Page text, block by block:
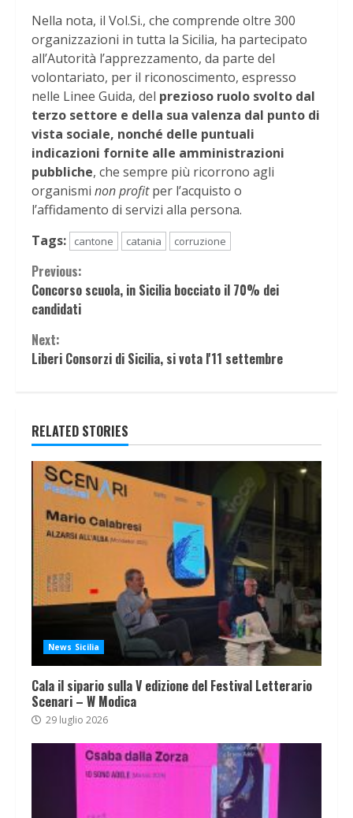
Nella nota, il Vol.Si., che comprende oltre 300
organizzazioni in tutta la Sicilia, ha partecipato
all’Autorità l’apprezzamento, da parte del
volontariato, per il riconoscimento, espresso
nelle Linee Guida, del prezioso ruolo svolto dal
terzo settore e della sua valenza dal punto di
vista sociale, nonché delle puntuali
indicazioni fornite alle amministrazioni
pubbliche, che sempre più ricorrono agli
organismi non profitper l’acquisto o
l’affidamento di servizi alla persona.
Tags:
cantone catania corruzione
Continue
Reading
Previous:
Concorso scuola, in Sicilia bocciato il 70% dei
candidati
Next:
Liberi Consorzi di Sicilia, si vota l'11 settembre
RELATED STORIES
News Sicilia
Cala il sipario sulla V edizione del Festival Letterario
Scenari – W Modica
29 luglio 2026